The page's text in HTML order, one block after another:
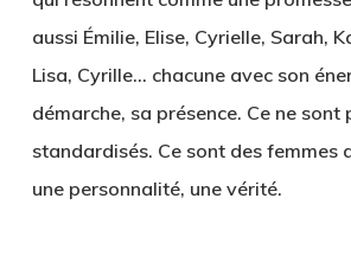
aussi Émilie, Elise, Cyrielle, Sarah,
Lisa, Cyrille… chacune avec son
démarche, sa présence. Ce ne sont
standardisés. Ce sont des femmes
une personnalité, une vérité.